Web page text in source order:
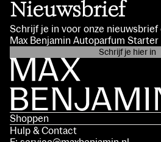
Nieuwsbrief
Schrijf je in voor onze
Max Benjamin Autoparfum Starter
Schrijf je hier in
Shoppen
Hulp & Contact
Privacybeleid
Contactgegevens
Algemene voorwaarden
Verzendbeleid
Terugbetalingsbeleid